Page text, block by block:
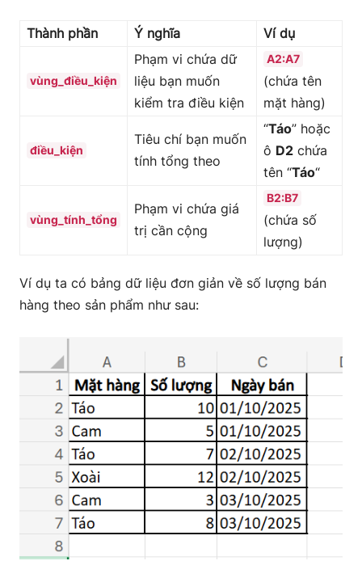
Thành phần Ý nghĩa Ví dụ
vùng_điều_kiện
Phạm vi chứa dữ
liệu bạn muốn
kiểm tra điều kiện
A2:A7
(chứa tên
mặt hàng)
điều_kiện
Tiêu chí bạn muốn
tính tổng theo
“Táo” hoặc
ô D2 chứa
tên “Táo“
vùng_tính_tổng
Phạm vi chứa giá
trị cần cộng
B2:B7
(chứa số
lượng)
Ví dụ ta có bảng dữ liệu đơn giản về số lượng bán
hàng theo sản phẩm như sau: